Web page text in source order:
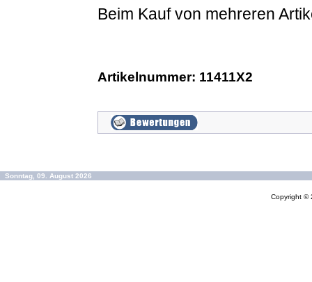
Beim Kauf von mehreren
Artikelnummer: 11411X2
Sonntag, 09. August 2026
Copyright ©